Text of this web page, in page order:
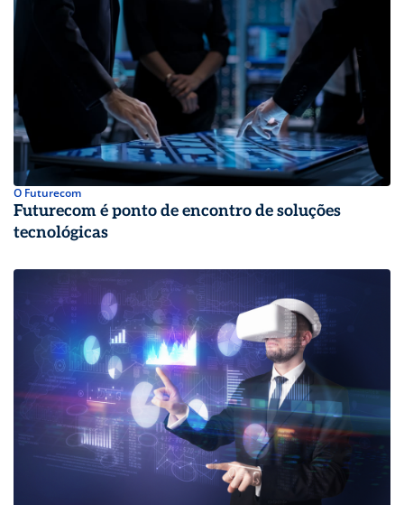
O Futurecom
Futurecom é ponto de encontro de soluções
tecnológicas